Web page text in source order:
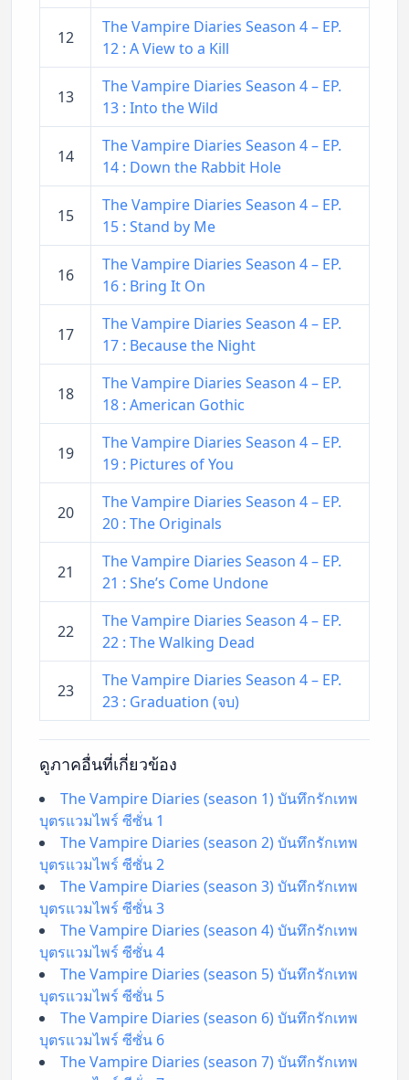
12
The Vampire Diaries Season 4 – EP.
12 : A View to a Kill
13
The Vampire Diaries Season 4 – EP.
13 : Into the Wild
14
The Vampire Diaries Season 4 – EP.
14 : Down the Rabbit Hole
15
The Vampire Diaries Season 4 – EP.
15 : Stand by Me
16
The Vampire Diaries Season 4 – EP.
16 : Bring It On
17
The Vampire Diaries Season 4 – EP.
17 : Because the Night
18
The Vampire Diaries Season 4 – EP.
18 : American Gothic
19
The Vampire Diaries Season 4 – EP.
19 : Pictures of You
20
The Vampire Diaries Season 4 – EP.
20 : The Originals
21
The Vampire Diaries Season 4 – EP.
21 : She’s Come Undone
22
The Vampire Diaries Season 4 – EP.
22 : The Walking Dead
23
The Vampire Diaries Season 4 – EP.
23 : Graduation (จบ)
ดูภาคอื่นที่เกี่ยวข้อง
The Vampire Diaries (season 1) บันทึกรักเทพ
บุตรแวมไพร์ ซีซั่น 1
The Vampire Diaries (season 2) บันทึกรักเทพ
บุตรแวมไพร์ ซีซั่น 2
The Vampire Diaries (season 3) บันทึกรักเทพ
บุตรแวมไพร์ ซีซั่น 3
The Vampire Diaries (season 4) บันทึกรักเทพ
บุตรแวมไพร์ ซีซั่น 4
The Vampire Diaries (season 5) บันทึกรักเทพ
บุตรแวมไพร์ ซีซั่น 5
The Vampire Diaries (season 6) บันทึกรักเทพ
บุตรแวมไพร์ ซีซั่น 6
The Vampire Diaries (season 7) บันทึกรักเทพ